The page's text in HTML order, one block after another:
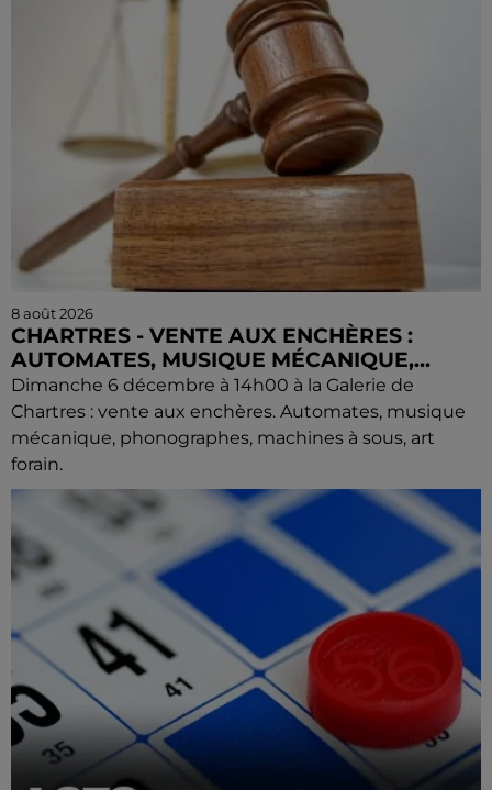
8 août 2026
CHARTRES - VENTE AUX ENCHÈRES :
AUTOMATES, MUSIQUE MÉCANIQUE,...
Dimanche 6 décembre à 14h00 à la Galerie de
Chartres : vente aux enchères. Automates, musique
mécanique, phonographes, machines à sous, art
forain.